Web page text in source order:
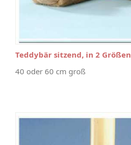
Teddybär sitzend, in 2 Größen
40 oder 60 cm groß